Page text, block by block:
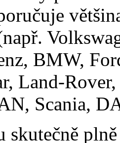
BMW,
Land-
Scania,
skutečně